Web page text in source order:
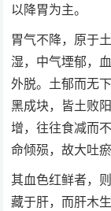
以降胃为主。
胃气不降，原于
湿，中气堙郁，
外脱。土郁而无
黑成块，皆土败
增，往往食减而
命倾殒，故大吐
其血色红鲜者，
藏于肝，而肝木